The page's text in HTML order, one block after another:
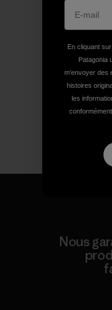
Nous
En cliquant
Patagonia
m'envoyer des
histoires
les